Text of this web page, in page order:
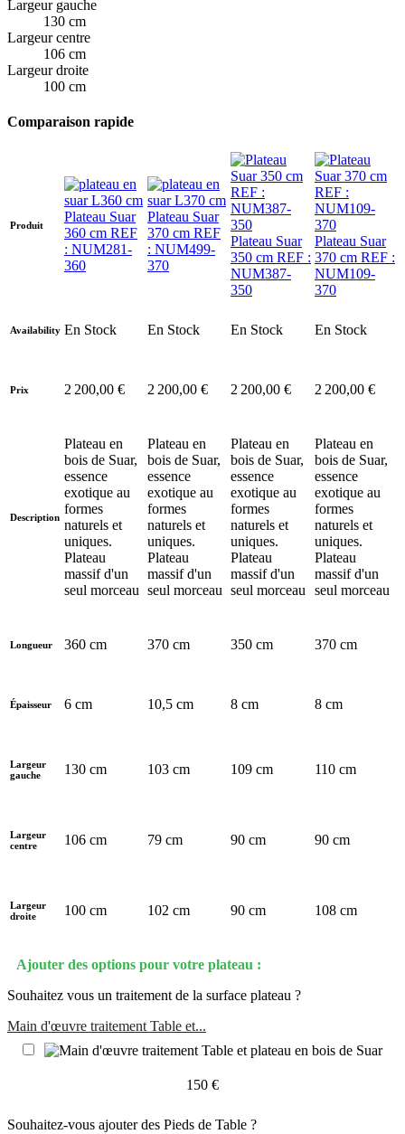
Largeur gauche
130 cm
Largeur centre
106 cm
Largeur droite
100 cm
Comparaison rapide
Produit
Plateau Suar
360 cm REF
: NUM281-
360
Plateau Suar
370 cm REF
: NUM499-
370
Plateau Suar
350 cm REF :
NUM387-
350
Plateau Suar
370 cm REF :
NUM109-
370
Availability En Stock En Stock En Stock En Stock
Prix 2 200,00 € 2 200,00 € 2 200,00 € 2 200,00 €
Description
Plateau en
bois de Suar,
essence
exotique au
formes
naturels et
uniques.
Plateau
massif d'un
seul morceau
Plateau en
bois de Suar,
essence
exotique au
formes
naturels et
uniques.
Plateau
massif d'un
seul morceau
Plateau en
bois de Suar,
essence
exotique au
formes
naturels et
uniques.
Plateau
massif d'un
seul morceau
Plateau en
bois de Suar,
essence
exotique au
formes
naturels et
uniques.
Plateau
massif d'un
seul morceau
Longueur 360 cm 370 cm 350 cm 370 cm
Épaisseur 6 cm 10,5 cm 8 cm 8 cm
Largeur
gauche
130 cm 103 cm 109 cm 110 cm
Largeur
centre
106 cm 79 cm 90 cm 90 cm
Largeur
droite
100 cm 102 cm 90 cm 108 cm
Ajouter des options pour votre plateau :
Souhaitez vous un traitement de la surface plateau ?
Main d'œuvre traitement Table et...
150 €
Souhaitez-vous ajouter des Pieds de Table ?